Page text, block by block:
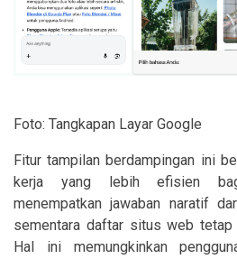
Foto: Tangkapan Layar Google
Fitur tampilan berdampingan ini
kerja yang lebih efisien
menempatkan jawaban naratif
sementara daftar situs web
Hal ini memungkinkan